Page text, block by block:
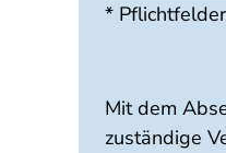
* Pflichtfelder
Mit dem
zuständige